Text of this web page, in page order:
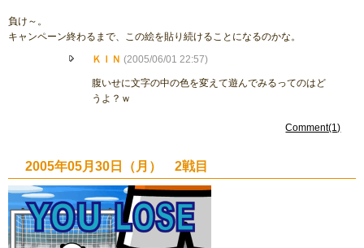
負け～。
キャンペーン終わるまで、この絵を貼り続けることになるのかな。
ＫＩＮ (2005/06/01 22:57)
腹いせに文字の中の色を変えて遊んでみるってのはど
うよ？ｗ
Comment(1)
2005年05月30日（月） 2戦目